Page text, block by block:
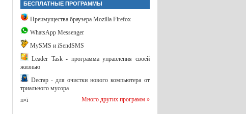
БЕСПЛАТНЫЕ ПРОГРАММЫ
Преимущества браузера Mozilla Firefox
WhatsApp Messenger
MySMS и iSendSMS
Leader Task - программа управления своей
жизнью
Decrap - для очистки нового компьютера от
триального мусора
Много других программ »
п»ї